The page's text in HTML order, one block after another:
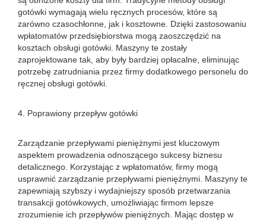
gotówki wymagają wielu ręcznych procesów, które są
zarówno czasochłonne, jak i kosztowne. Dzięki zastosowaniu
wpłatomatów przedsiębiorstwa mogą zaoszczędzić na
kosztach obsługi gotówki. Maszyny te zostały
zaprojektowane tak, aby były bardziej opłacalne, eliminując
potrzebę zatrudniania przez firmy dodatkowego personelu do
ręcznej obsługi gotówki.
4. Poprawiony przepływ gotówki
Zarządzanie przepływami pieniężnymi jest kluczowym
aspektem prowadzenia odnoszącego sukcesy biznesu
detalicznego. Korzystając z wpłatomatów, firmy mogą
usprawnić zarządzanie przepływami pieniężnymi. Maszyny te
zapewniają szybszy i wydajniejszy sposób przetwarzania
transakcji gotówkowych, umożliwiając firmom lepsze
zrozumienie ich przepływów pieniężnych. Mając dostęp w